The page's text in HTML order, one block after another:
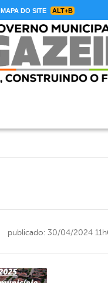
MAPA DO SITE ALT+B
publicado: 30/04/2024